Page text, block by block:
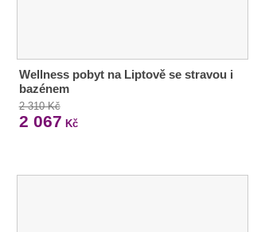
Wellness pobyt na Liptově se stravou i
bazénem
2 310 Kč
2 067 Kč